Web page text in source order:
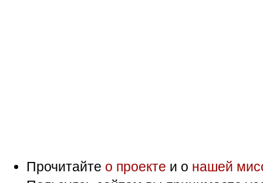
Прочитайте о проекте и о нашей